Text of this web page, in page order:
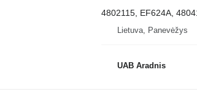
4802115, EF624A,
Lietuva, Panevėžys
UAB Aradnis